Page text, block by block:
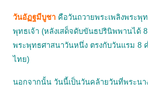
วันอัฏฐมีบูชา คือวันถวายพระเพลิงพระพุ
พุทธเจ้า (หลังเสด็จดับขันธปรินิพพานได้
พระพุทธศาสนาวันหนึ่ง ตรงกับวันแรม 8
ไทย)
นอกจากนั้น วันนี้เป็นวันคล้ายวันที่พระน